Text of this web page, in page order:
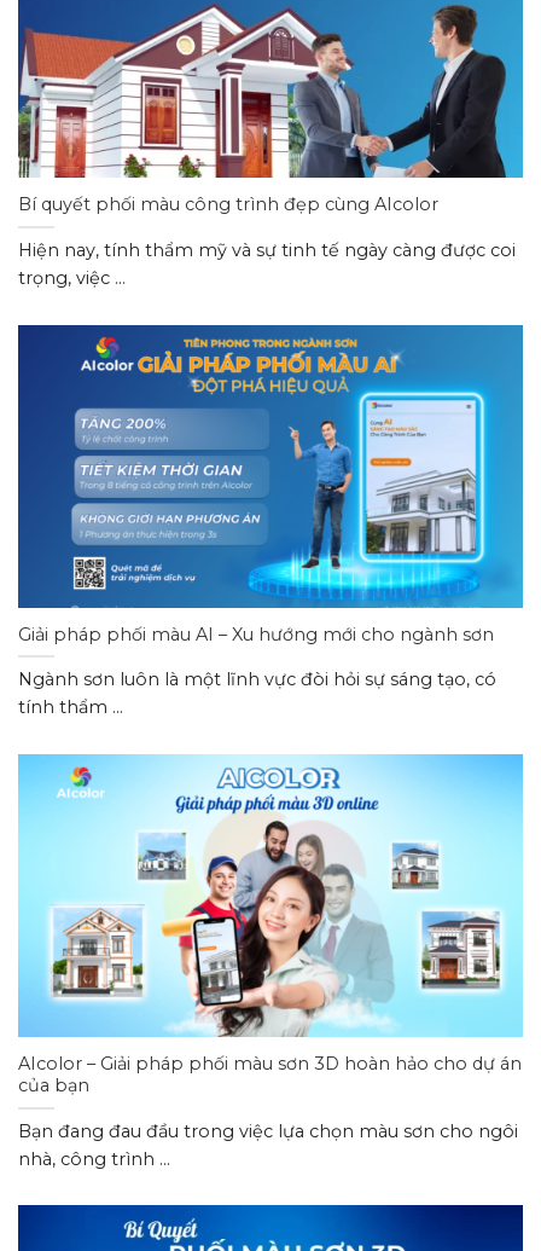
Bí quyết phối màu công trình đẹp cùng AIcolor
Hiện nay, tính thẩm mỹ và sự tinh tế ngày càng được coi
trọng, việc ...
Giải pháp phối màu AI – Xu hướng mới cho ngành sơn
Ngành sơn luôn là một lĩnh vực đòi hỏi sự sáng tạo, có
tính thẩm ...
AIcolor – Giải pháp phối màu sơn 3D hoàn hảo cho dự án
của bạn
Bạn đang đau đầu trong việc lựa chọn màu sơn cho ngôi
nhà, công trình ...